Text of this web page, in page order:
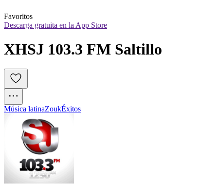
Favoritos
Descarga gratuita en la App Store
XHSJ 103.3 FM Saltillo
Música latinaZoukÉxitos